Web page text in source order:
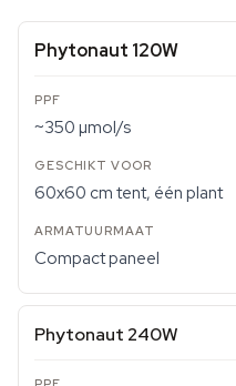
Phytonaut 120W
~350 µmol/s
60x60 cm tent, één plant
Compact paneel
Phytonaut 240W